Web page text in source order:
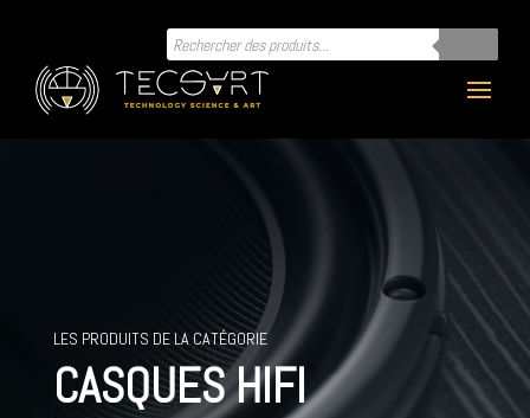
Recherche
de
produits
LES PRODUITS DE LA CATÉGORIE
CASQUES HIFI